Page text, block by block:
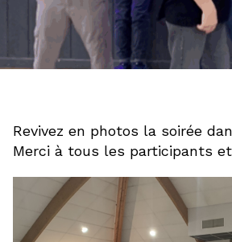
Revivez en photos la soirée
Merci à tous les participants